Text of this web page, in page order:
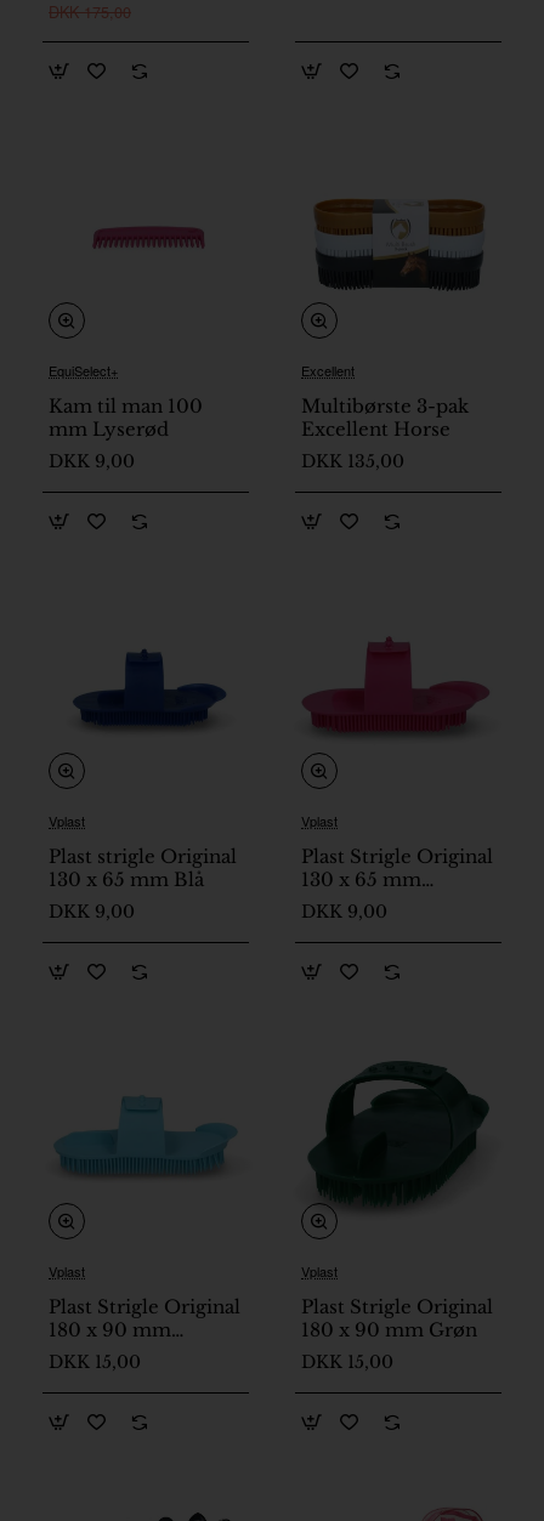
DKK 175,00
EquiSelect+
Kam til man 100
mm Lyserød
DKK 9,00
Excellent
Multibørste 3-pak
Excellent Horse
DKK 135,00
Vplast
Plast strigle Original
130 x 65 mm Blå
DKK 9,00
Vplast
Plast Strigle Original
130 x 65 mm
Lyserød
DKK 9,00
Vplast
Plast Strigle Original
180 x 90 mm
Babyblå
DKK 15,00
Vplast
Plast Strigle Original
180 x 90 mm Grøn
DKK 15,00